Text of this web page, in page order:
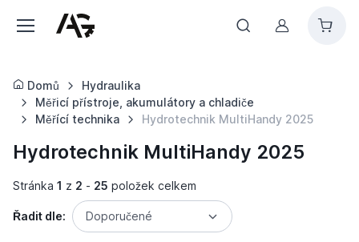
Můj účet
Domů
Hydraulika
Měřicí přístroje, akumulátory a chladiče
Měřící technika
Hydrotechnik MultiHandy 2025
Hydrotechnik MultiHandy 2025
Stránka 1 z 2 - 25 položek celkem
Řadit dle: Doporučené